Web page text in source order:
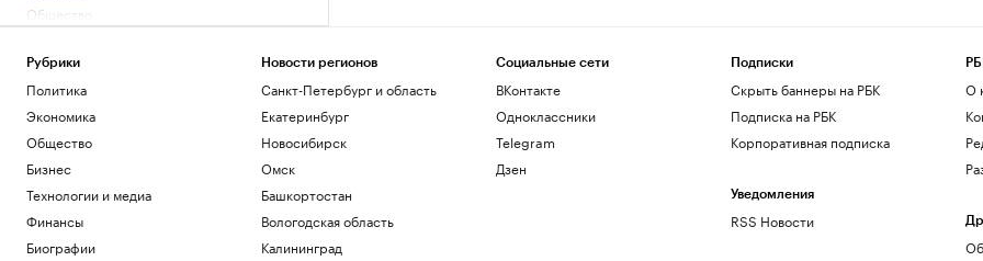
Общество
Сеул счел санкции Британии против
России угрозой своей
энергобезопасности
Политика
На 88-м году жизни ушел из жизни
художник Николай Марков
Общество
Загрузить еще
Рубрики
Политика
Экономика
Общество
Бизнес
Технологии и медиа
Финансы
Биографии
Новости регионов
Санкт-Петербург и область
Екатеринбург
Новосибирск
Омск
Башкортостан
Вологодская область
Калининград
Социальные сети
ВКонтакте
Одноклассники
Telegram
Дзен
Подписки
Скрыть баннеры на РБК
Подписка на РБК
Корпоративная подписка
Уведомления
RSS Новости
О